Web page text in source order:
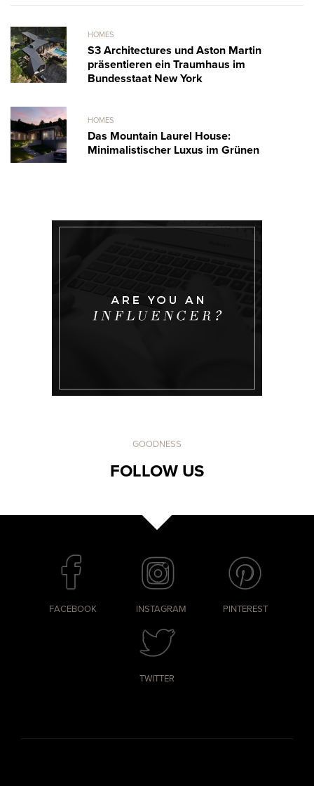
HOMES
S3 Architectures und Aston Martin
präsentieren ein Traumhaus im
Bundesstaat New York
HOMES
Das Mountain Laurel House:
Minimalistischer Luxus im Grünen
GOODNESS
FOLLOW US
FACEBOOK INSTAGRAM PINTEREST
TWITTER